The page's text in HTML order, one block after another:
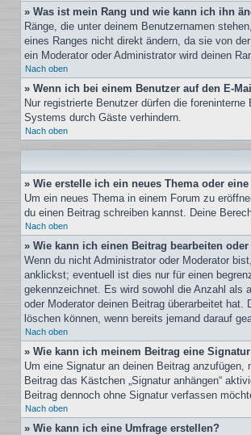
» Was ist mein Rang und wie kann ich ihn
Ränge, die unter deinem Benutzernamen
eines Ranges nicht direkt ändern, da sie von
ein Moderator oder Administrator wird deinen
Nach oben
» Wenn ich bei einem Benutzer auf den E-
Nur registrierte Benutzer dürfen die
Systems durch Gäste verhindern.
Nach oben
» Wie erstelle ich ein neues Thema oder
Um ein neues Thema in einem Forum zu
du einen Beitrag schreiben kannst. Deine
Nach oben
» Wie kann ich einen Beitrag bearbeiten
Wenn du nicht Administrator oder Moderator
anklickst; eventuell ist dies nur für einen
gekennzeichnet. Es wird sowohl die Anzahl als
oder Moderator deinen Beitrag überarbeitet
löschen können, wenn bereits jemand darauf
Nach oben
» Wie kann ich meinem Beitrag eine
Um eine Signatur an deinen Beitrag
Beitrag das Kästchen „Signatur anhängen“
Beitrag dennoch ohne Signatur verfassen
Nach oben
» Wie kann ich eine Umfrage erstellen?